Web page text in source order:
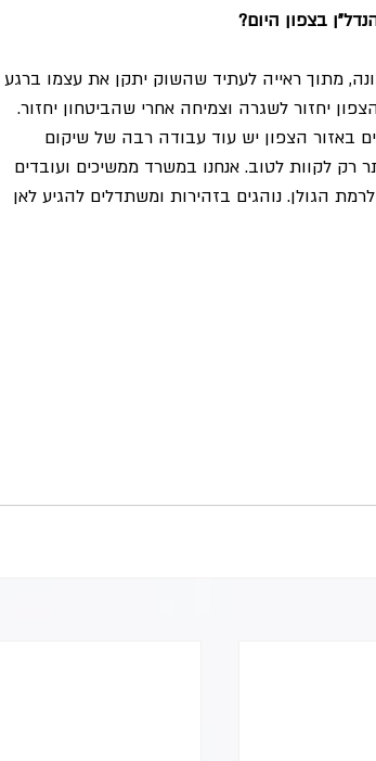
בצפון היום?
מתוך ראייה לעתיד שהשוק יתקן את עצמו ברגע
יחזור לשגרה וצמיחה אחרי שהביטחון יחזור.
באזור הצפון יש עוד עבודה רבה של שיקום
לקוות לטוב. אנחנו במשרד ממשיכים ועובדים
הגולן. נוהגים בזהירות ומשתדלים להגיע לאן